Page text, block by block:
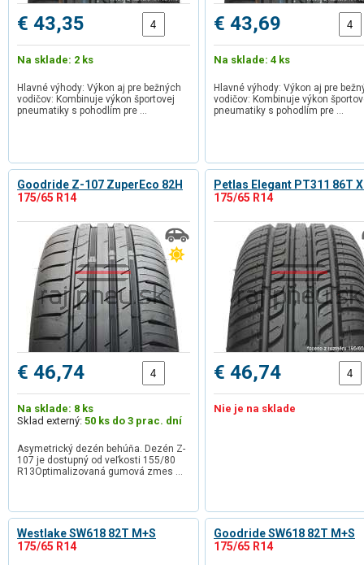
€ 43,35
Na sklade: 2 ks
Hlavné výhody: Výkon aj pre bežných
vodičov: Kombinuje výkon športovej
pneumatiky s pohodlím pre …
€ 43,69
Na sklade: 4 ks
Hlavné výhody: Výkon aj pre
vodičov: Kombinuje výkon
pneumatiky s pohodlím pre …
Goodride Z-107 ZuperEco 82H
175/65 R14
€ 46,74
Na sklade: 8 ks
Sklad externý: 50 ks do 3 prac. dní
Asymetrický dezén behúňa. Dezén Z-
107 je dostupný od veľkosti 155/80
R13Optimalizovaná gumová zmes …
Petlas Elegant PT311 86T
175/65 R14
€ 46,74
Nie je na sklade
Westlake SW618 82T M+S
175/65 R14
Goodride SW618 82T M+S
175/65 R14